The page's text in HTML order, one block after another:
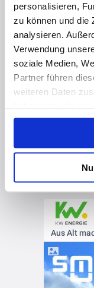
personalisieren,
zu können und die
analysieren.
Verwendung
soziale Medien,
Partner führen
weiteren Daten
gesammelt haben.
und